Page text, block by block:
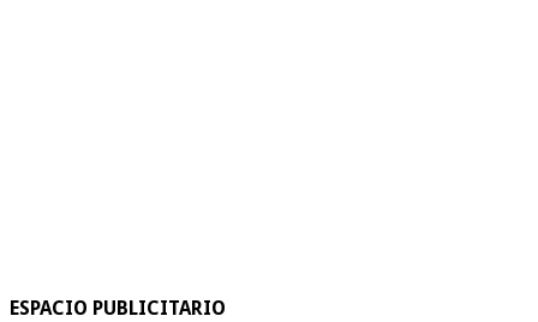
ESPACIO PUBLICITARIO